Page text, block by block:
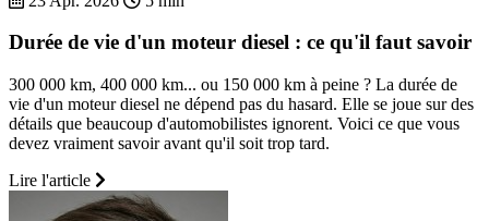
Durée de vie d'un moteur diesel : ce qu'il faut savoir
300 000 km, 400 000 km... ou 150 000 km à peine ? La durée de
vie d'un moteur diesel ne dépend pas du hasard. Elle se joue sur des
détails que beaucoup d'automobilistes ignorent. Voici ce que vous
devez vraiment savoir avant qu'il soit trop tard.
Lire l'article